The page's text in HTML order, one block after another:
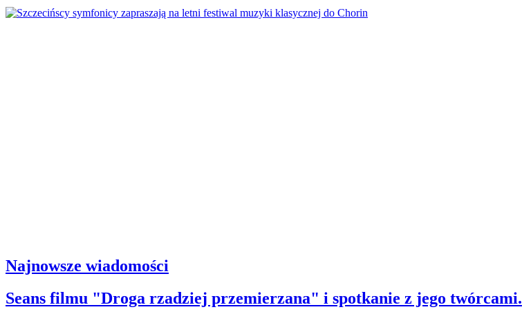
Najnowsze wiadomości
Seans filmu "Droga rzadziej przemierzana" i spotkanie z jego twórcami.